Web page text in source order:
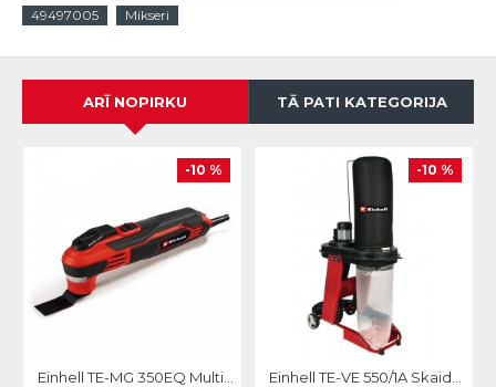
49497005
Mikseri
ARĪ NOPIRKU TĀ PATI KATEGORIJA
-10 %
Einhell TE-MG 350EQ Multifunkcionāls instruments
-10 %
Einhell TE-VE 550/1A Skaidu savācējs